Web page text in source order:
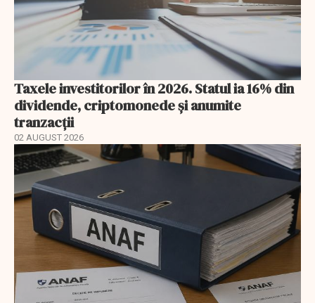
Taxele investitorilor în 2026. Statul ia 16% din
dividende, criptomonede și anumite
tranzacții
02 AUGUST 2026